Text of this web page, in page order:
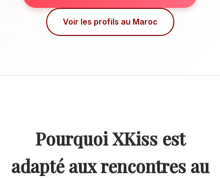
Voir les profils au Maroc
Pourquoi XKiss est
adapté aux rencontres au